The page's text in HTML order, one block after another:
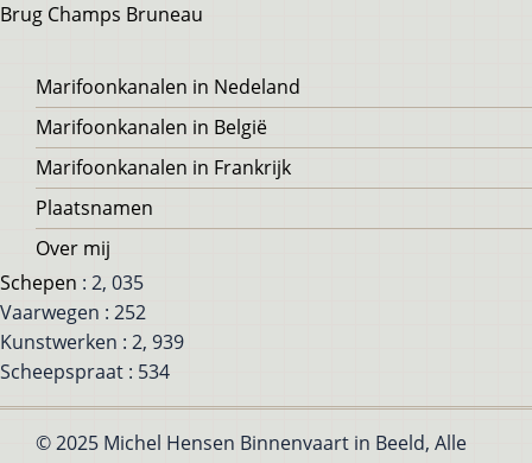
Brug Champs Bruneau
Voet
Marifoonkanalen in Nedeland
Marifoonkanalen in België
Marifoonkanalen in Frankrijk
Plaatsnamen
Over mij
Schepen : 2, 035
Vaarwegen : 252
Kunstwerken : 2, 939
Scheepspraat : 534
© 2025 Michel Hensen Binnenvaart in Beeld, Alle